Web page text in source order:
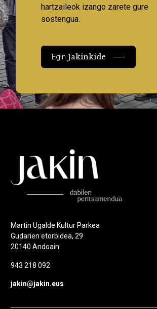
hartzaileok izango zarete gure
sostengua.
EginJakinkide
Martin Ugalde Kultur Parkea
Gudarien etorbidea, 29
20140 Andoain
943 218 092
jakin@jakin.eus